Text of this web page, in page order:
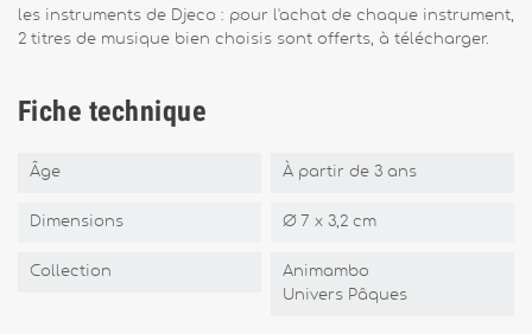
les instruments de Djeco : pour l'achat de chaque instrument,
2 titres de musique bien choisis sont offerts, à télécharger.
Fiche technique
Âge À partir de 3 ans
Dimensions Ø 7 x 3,2 cm
Collection
Animambo
Univers Pâques